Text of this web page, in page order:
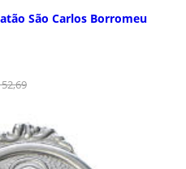
São Carlos Borromeu